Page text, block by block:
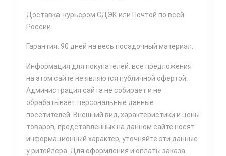
Доставка: курьером СДЭК или Почтой по всей
России.
Гарантия: 90 дней на весь посадочный материал.
Информация для покупателей: все предложения
на этом сайте не являются публичной офертой.
Администрация сайта не собирает и не
обрабатывает персональные данные
посетителей. Внешний вид, характеристики и цены
товаров, представленных на данном сайте носят
информационный характер, уточняйте эти данные
у ритейлера. Для оформления и оплаты заказа